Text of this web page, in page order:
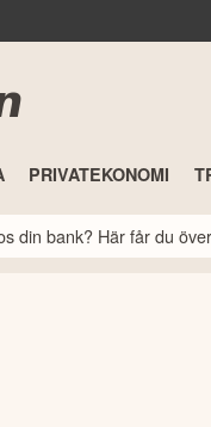
PRIVATEKONOMI
din bank? Här får du